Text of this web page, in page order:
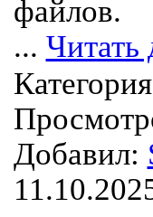
файлов.
... Читать
Добавил: